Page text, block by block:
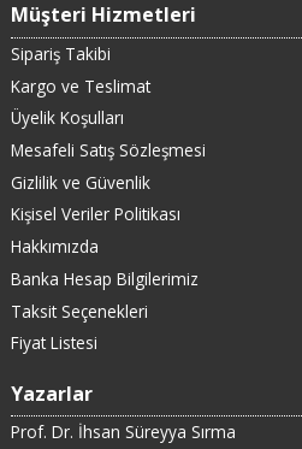
Müşteri Hizmetleri
Sipariş Takibi
Kargo ve Teslimat
Üyelik Koşulları
Mesafeli Satış Sözleşmesi
Gizlilik ve Güvenlik
Kişisel Veriler Politikası
Hakkımızda
Banka Hesap Bilgilerimiz
Taksit Seçenekleri
Fiyat Listesi
Yazarlar
Prof. Dr. İhsan Süreyya Sırma